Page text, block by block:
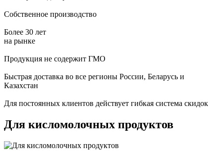
Собственное производство
Более 30 лет
на рынке
Продукция не содержит ГМО
Быстрая доставка во все регионы России, Беларусь и
Казахстан
Для постоянных клиентов действует гибкая система скидок
Для кисломолочных продуктов